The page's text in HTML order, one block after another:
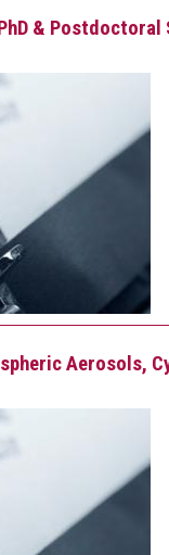
&
Aerosols,